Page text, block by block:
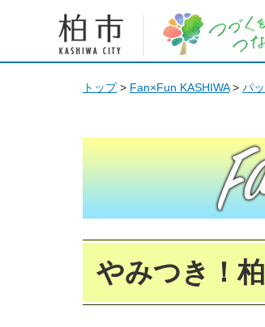
柏市 つづくを、つなぐ。
トップ> Fan×Fun KASHIWA> パ
やみつき！